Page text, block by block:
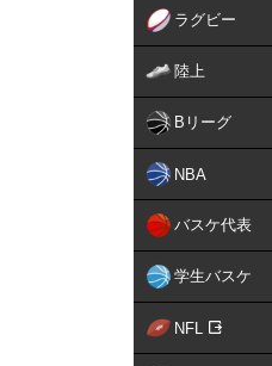
ラグビー
陸上
Bリーグ
NBA
バスケ代表
学生バスケ
NFL